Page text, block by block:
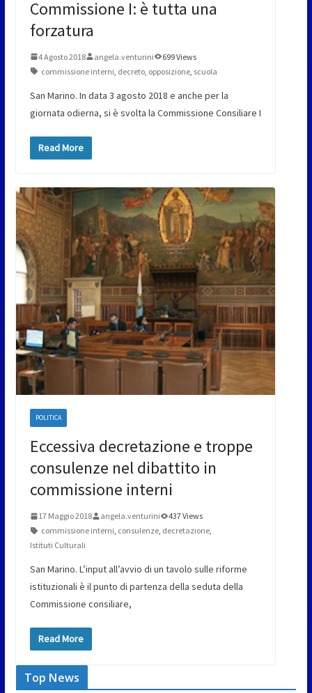
Commissione I: è tutta una
forzatura
4 Agosto 2018 angela.venturini
699 Views
commissione interni decreto, opposizione, scuola
San Marino. In data 3 agosto 2018 e anche per la
giornata odierna, si è svolta la Commissione Consiliare I
Read More
POLITICA
Eccessiva decretazione e troppe
consulenze nel dibattito in
commissione interni
17 Maggio 2018 angela.venturini
437 Views
commissione interni, consulenze, decretazione,
Istituti Culturali
San Marino. L’input all’avvio di un tavolo sulle riforme
istituzionali è il punto di partenza della seduta della
Commissione consiliare,
Read More
Top News